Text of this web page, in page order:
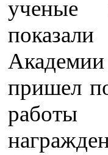
ученые
пришел